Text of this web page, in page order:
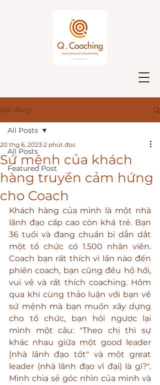
Bài đăng
All Posts
Featured Post
All Posts
Sứ mệnh của khách
hàng truyền cảm hứng
cho Coach
20 thg 6, 2023 2 phút đọc
Khách hàng của mình là một nhà
lãnh đạo cấp cao còn khá trẻ. Bạn
36 tuổi và đang chuẩn bị dẫn dắt
một tổ chức có 1.500 nhân viên.
Coach bạn rất thích vì lần nào đến
phiên coach, bạn cũng đều hồ hởi,
vui vẻ và rất thích coaching. Hôm
qua khi cùng thảo luận với bạn về
sứ mệnh mà bạn muốn xây dựng
cho tổ chức, bạn hỏi ngược lại
mình một câu: "Theo chị thì sự
khác nhau giữa một good leader
(nhà lãnh đạo tốt" và một great
leader (nhà lãnh đạo vĩ đại) là gì?".
Mình chia sẻ góc nhìn của mình và